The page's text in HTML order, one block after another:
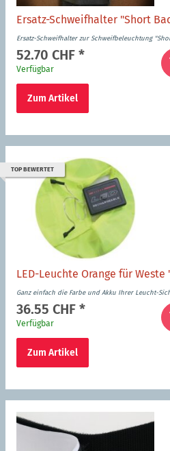
Ersatz-Schweifhalter "Short
Ersatz-Schweifhalter zur Schweifbeleuchtung
52.70 CHF *
Verfügbar
Zum Artikel
TOP BEWERTET
LED-Leuchte Orange für Weste
Ganz einfach die Farbe und Akku Ihrer Leucht-
36.55 CHF *
Verfügbar
Zum Artikel